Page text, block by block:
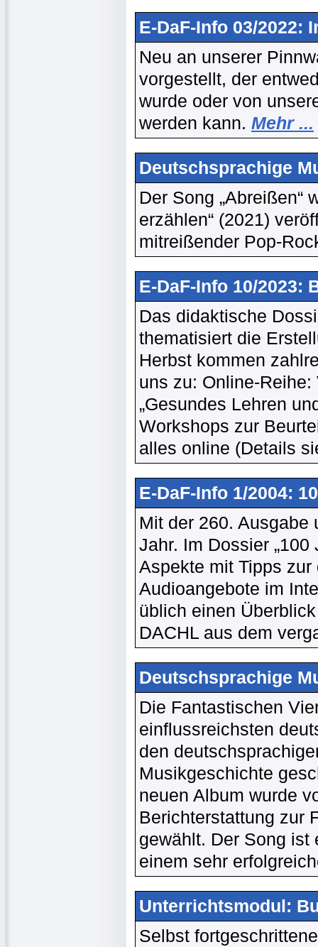
E-DaF-Info 03/2022:
Neu an unserer
vorgestellt, der
wurde oder von
werden kann. Mehr ...
Deutschsprachige
Der Song „Abreißen“
erzählen“ (2021)
mitreißender Pop-
E-DaF-Info 10/2023:
Das didaktische
thematisiert die
Herbst kommen
uns zu: Online-
„Gesundes Lehren
Workshops zur
alles online (Details
E-DaF-Info 1/2004:
Mit der 260. Ausgabe
Jahr. Im Dossier
Aspekte mit Tipps
Audioangebote im
üblich einen
DACHL aus dem
Deutschsprachige
Die Fantastischen
einflussreichsten
den
Musikgeschichte
neuen Album wurde
Berichterstattung zur
gewählt. Der Song ist
einem sehr
Unterrichtsmodul:
Selbst